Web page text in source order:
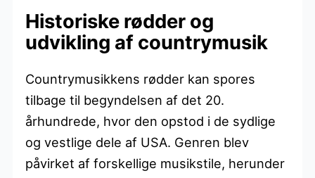
Historiske rødder og
udvikling af countrymusik
Countrymusikkens rødder kan spores
tilbage til begyndelsen af det 20.
århundrede, hvor den opstod i de sydlige
og vestlige dele af USA. Genren blev
påvirket af forskellige musikstile, herunder